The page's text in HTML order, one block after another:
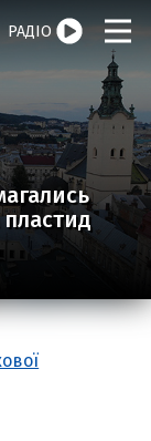
РАДІО